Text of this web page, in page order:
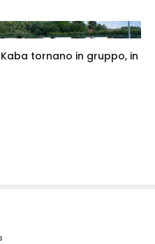
Kaba tornano in gruppo, in